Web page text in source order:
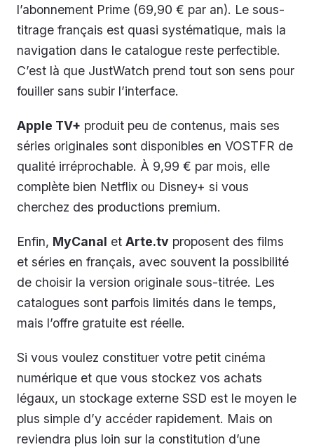
l’abonnement Prime (69,90 € par an). Le sous-
titrage français est quasi systématique, mais la
navigation dans le catalogue reste perfectible.
C’est là que JustWatch prend tout son sens pour
fouiller sans subir l’interface.
Apple TV+ produit peu de contenus, mais ses
séries originales sont disponibles en VOSTFR de
qualité irréprochable. À 9,99 € par mois, elle
complète bien Netflix ou Disney+ si vous
cherchez des productions premium.
Enfin, MyCanal et Arte.tv proposent des films
et séries en français, avec souvent la possibilité
de choisir la version originale sous-titrée. Les
catalogues sont parfois limités dans le temps,
mais l’offre gratuite est réelle.
Si vous voulez constituer votre petit cinéma
numérique et que vous stockez vos achats
légaux, un stockage externe SSD est le moyen le
plus simple d’y accéder rapidement. Mais on
reviendra plus loin sur la constitution d’une